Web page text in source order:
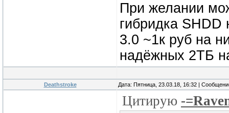
При желании
гибридка
3.0 ~1к руб на
надёжных 2ТБ
Deathstroke Дата: Пятница, 23.03.18, 16:32 |
Цитирую -